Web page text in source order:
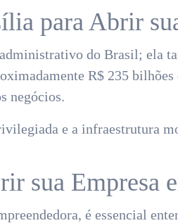
para Abrir
do Brasil; ela
R$ 235
negócios.
e a infraestrutura
sua Empresa
é essencial